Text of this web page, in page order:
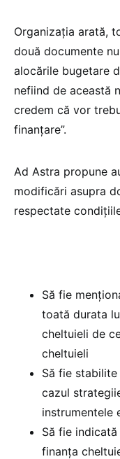
Organizația arată,
două documente
alocările bugetare
nefiind de această
credem că vor
finanțare”.
Ad Astra propune
modificări asupra
respectate
Să fie
toată durata
cheltuieli de
cheltuieli
Să fie
cazul
instrumentele
Să fie
finanța